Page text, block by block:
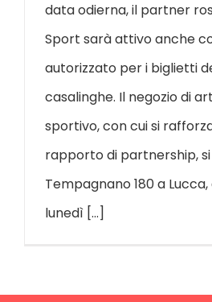
data odierna, il partner
Sport sarà attivo anche
autorizzato per i biglietti
casalinghe. Il negozio di
sportivo, con cui si
rapporto di partnership,
Tempagnano 180 a
lunedì [...]